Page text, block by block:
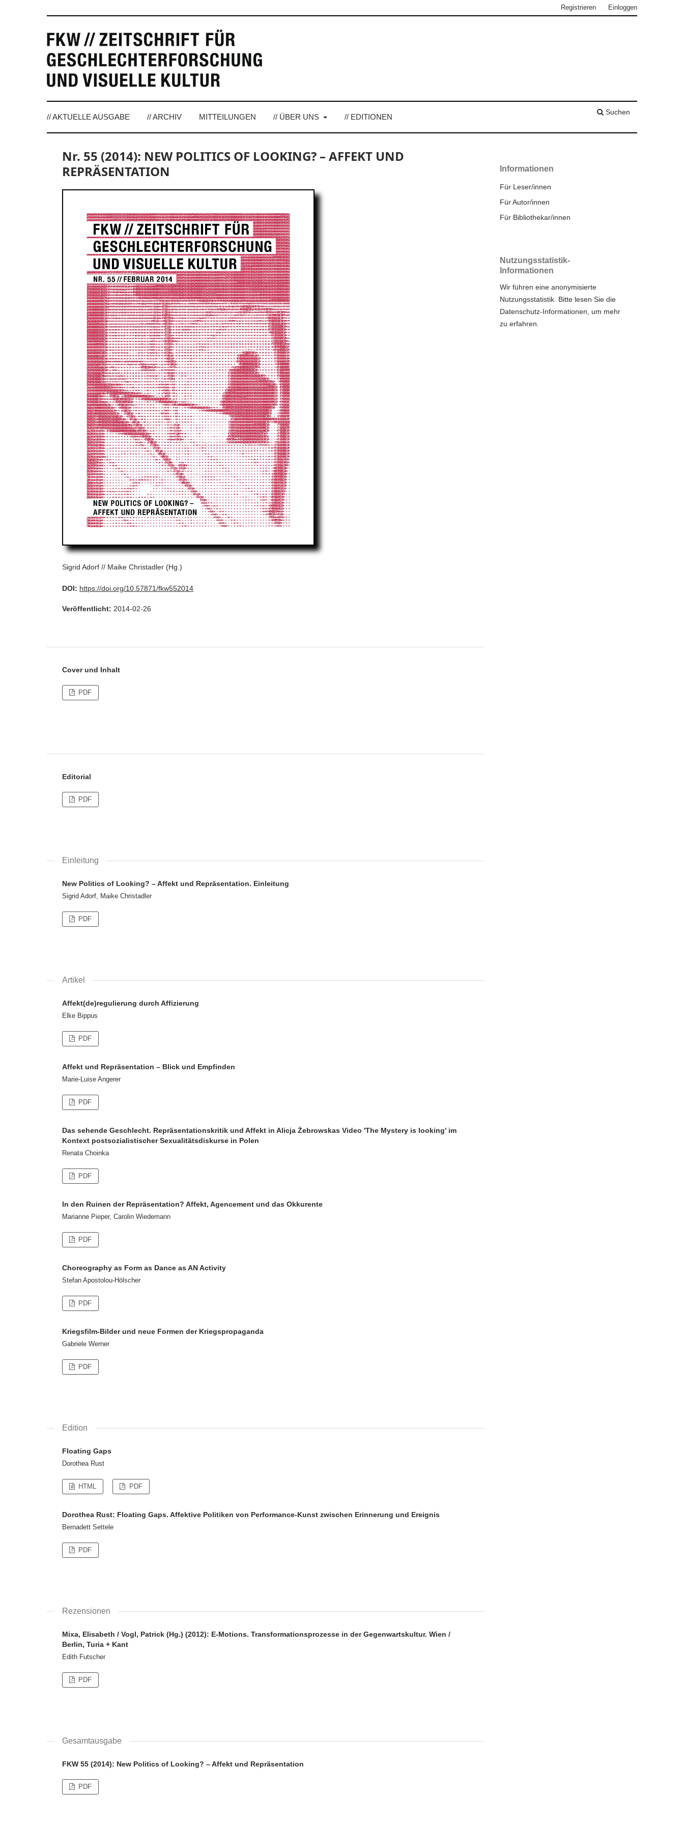
// AKTUELLE AUSGABE // ARCHIV MITTEILUNGEN // ÜBER UNS // EDITIONEN
Suchen
Registrieren Einloggen
Nr. 55 (2014): NEW POLITICS OF LOOKING? – AFFEKT UND
REPRÄSENTATION
Sigrid Adorf // Maike Christadler (Hg.)
DOI: https://doi.org/10.57871/fkw552014
Veröffentlicht: 2014-02-26
Cover und Inhalt
PDF
Editorial
PDF
Einleitung
New Politics of Looking? – Affekt und Repräsentation. Einleitung
Sigrid Adorf, Maike Christadler
PDF
Artikel
Affekt(de)regulierung durch Affizierung
Elke Bippus
PDF
Affekt und Repräsentation – Blick und Empfinden
Marie-Luise Angerer
PDF
Das sehende Geschlecht. Repräsentationskritik und Affekt in Alicja Żebrowskas Video 'The Mystery is looking' im
Kontext postsozialistischer Sexualitätsdiskurse in Polen
Renata Choinka
PDF
In den Ruinen der Repräsentation? Affekt, Agencement und das Okkurente
Marianne Pieper, Carolin Wiedemann
PDF
Choreography as Form as Dance as AN Activity
Stefan Apostolou-Hölscher
PDF
Kriegsfilm-Bilder und neue Formen der Kriegspropaganda
Gabriele Werner
PDF
Edition
Floating Gaps
Dorothea Rust
HTML PDF
Dorothea Rust: Floating Gaps. Affektive Politiken von Performance-Kunst zwischen Erinnerung und Ereignis
Bernadett Settele
PDF
Rezensionen
Mixa, Elisabeth / Vogl, Patrick (Hg.) (2012): E-Motions. Transformationsprozesse in der Gegenwartskultur. Wien /
Berlin, Turia + Kant
Edith Futscher
PDF
Gesamtausgabe
FKW 55 (2014): New Politics of Looking? – Affekt und Repräsentation
PDF
Informationen
Für Leser/innen
Für Autor/innen
Für Bibliothekar/innen
Nutzungsstatistik-
Informationen
Wir führen eine anonymisierte
Nutzungsstatistik. Bitte lesen Sie die
Datenschutz-Informationen , um mehr
zu erfahren.